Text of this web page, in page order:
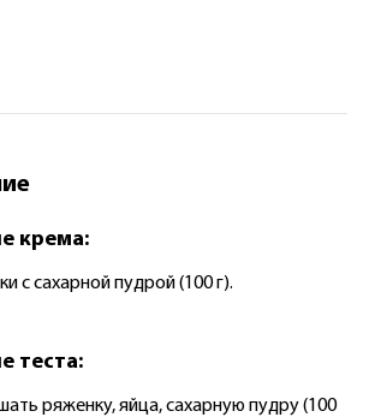
крема:
с сахарной пудрой (100 г).
теста:
ряженку, яйца, сахарную пудру (100